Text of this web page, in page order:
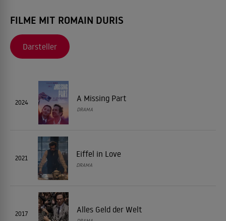
FILME MIT ROMAIN DURIS
Darsteller
2024 A Missing Part
DRAMA
2021 Eiffel in Love
DRAMA
2017 Alles Geld der Welt